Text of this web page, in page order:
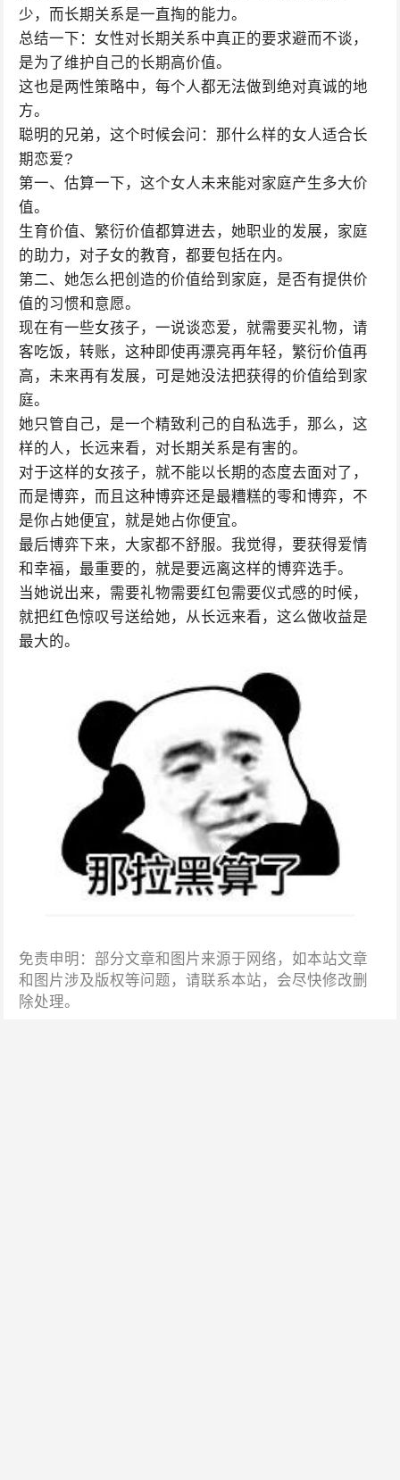
少，而长期关系是一直掏的能力。
总结一下：女性对长期关系中真正的要求避而不谈，
是为了维护自己的长期高价值。
这也是两性策略中，每个人都无法做到绝对真诚的地
方。
聪明的兄弟，这个时候会问：那什么样的女人适合长
期恋爱?
第一、估算一下，这个女人未来能对家庭产生多大价
值。
生育价值、繁衍价值都算进去，她职业的发展，家庭
的助力，对子女的教育，都要包括在内。
第二、她怎么把创造的价值给到家庭，是否有提供价
值的习惯和意愿。
现在有一些女孩子，一说谈恋爱，就需要买礼物，请
客吃饭，转账，这种即使再漂亮再年轻，繁衍价值再
高，未来再有发展，可是她没法把获得的价值给到家
庭。
她只管自己，是一个精致利己的自私选手，那么，这
样的人，长远来看，对长期关系是有害的。
对于这样的女孩子，就不能以长期的态度去面对了，
而是博弈，而且这种博弈还是最糟糕的零和博弈，不
是你占她便宜，就是她占你便宜。
最后博弈下来，大家都不舒服。我觉得，要获得爱情
和幸福，最重要的，就是要远离这样的博弈选手。
当她说出来，需要礼物需要红包需要仪式感的时候，
就把红色惊叹号送给她，从长远来看，这么做收益是
最大的。
免责申明：部分文章和图片来源于网络，如本站文章
和图片涉及版权等问题，请联系本站，会尽快修改删
除处理。